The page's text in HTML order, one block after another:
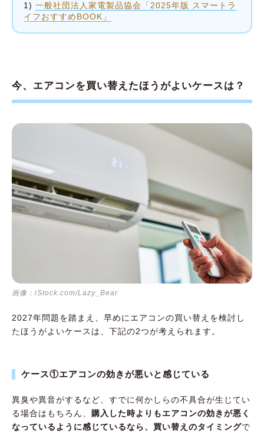
1) 一般社団法人家電製品協会「2025年版 スマートラ
イフおすすめBOOK」
今、エアコンを買い替えたほうがよいケースは？
画像：iStock.com/Lazy_Bear
2027年問題を踏まえ、早めにエアコンの買い替えを検討し
たほうがよいケースは、下記の2つが考えられます。
ケース①エアコンの効きが悪いと感じている
異臭や異音がするなど、すでに何かしらの不具合が生じてい
る場合はもちろん、 購入した時よりもエアコンの効きが悪く
なっているように感じているなら、買い替えのタイミングで